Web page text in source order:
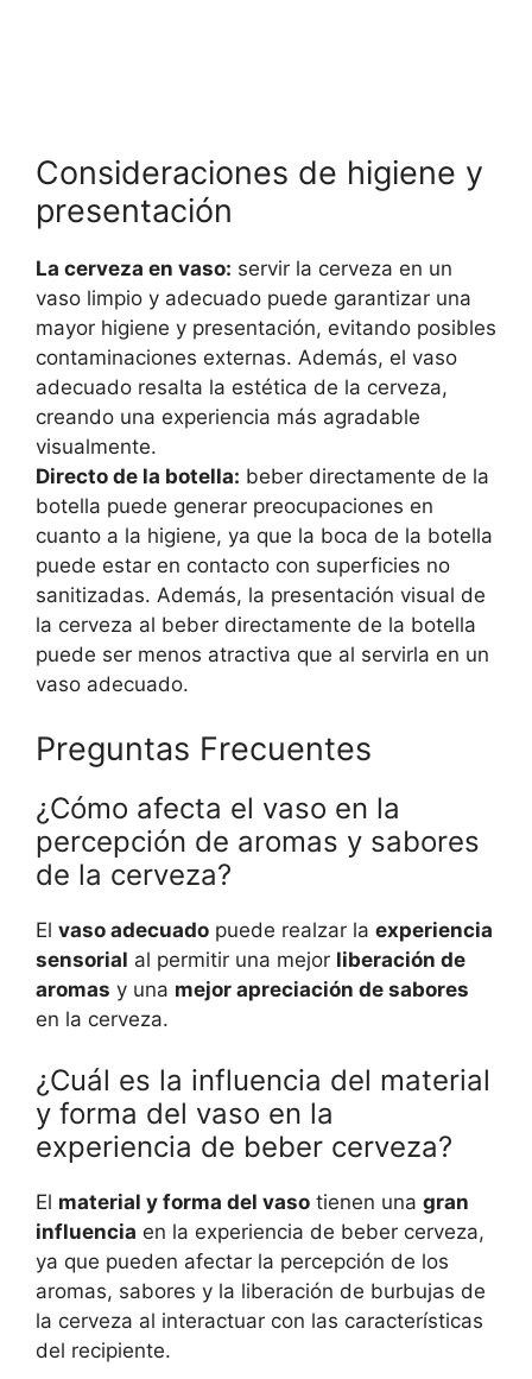
Consideraciones de higiene y
presentación
La cerveza en vaso: servir la cerveza en un
vaso limpio y adecuado puede garantizar una
mayor higiene y presentación, evitando posibles
contaminaciones externas. Además, el vaso
adecuado resalta la estética de la cerveza,
creando una experiencia más agradable
visualmente.
Directo de la botella: beber directamente de la
botella puede generar preocupaciones en
cuanto a la higiene, ya que la boca de la botella
puede estar en contacto con superficies no
sanitizadas. Además, la presentación visual de
la cerveza al beber directamente de la botella
puede ser menos atractiva que al servirla en un
vaso adecuado.
Preguntas Frecuentes
¿Cómo afecta el vaso en la
percepción de aromas y sabores
de la cerveza?
El vaso adecuado puede realzar la experiencia
sensorial al permitir una mejor liberación de
aromas y una mejor apreciación de sabores
en la cerveza.
¿Cuál es la influencia del material
y forma del vaso en la
experiencia de beber cerveza?
El material y forma del vaso tienen una gran
influencia en la experiencia de beber cerveza,
ya que pueden afectar la percepción de los
aromas, sabores y la liberación de burbujas de
la cerveza al interactuar con las características
del recipiente.